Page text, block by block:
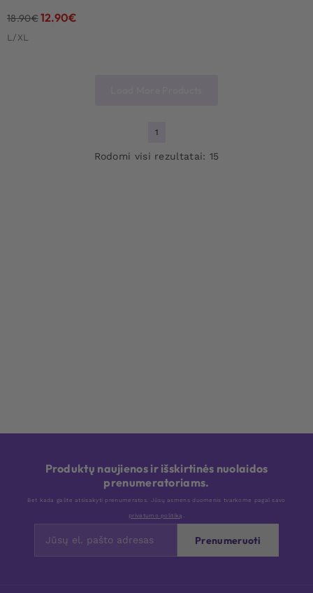
18.90€12.90€
L/XL
1
Rodomi visi rezultatai: 15
Produktų naujienos ir išskirtinės nuolaidos
prenumeratoriams.
Bet kada galite atsisakyti prenumeratos. Jūsų asmens duomenis tvarkome pagal savo
privatumo politiką .
Prenumeruoti